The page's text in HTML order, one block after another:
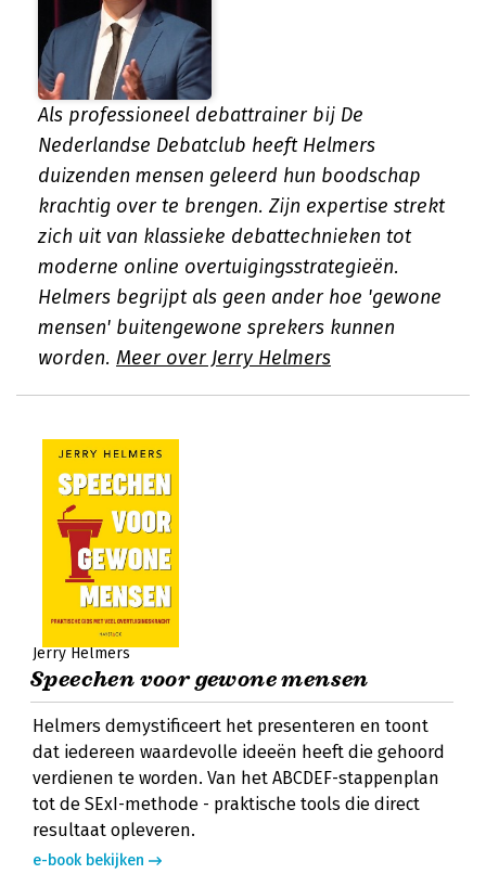
Als professioneel debattrainer bij De
Nederlandse Debatclub heeft Helmers
duizenden mensen geleerd hun boodschap
krachtig over te brengen. Zijn expertise strekt
zich uit van klassieke debattechnieken tot
moderne online overtuigingsstrategieën.
Helmers begrijpt als geen ander hoe 'gewone
mensen' buitengewone sprekers kunnen
worden. Meer over Jerry Helmers
Jerry Helmers
Speechen voor gewone mensen
Helmers demystificeert het presenteren en toont
dat iedereen waardevolle ideeën heeft die gehoord
verdienen te worden. Van het ABCDEF-stappenplan
tot de SExI-methode - praktische tools die direct
resultaat opleveren.
e-book bekijken